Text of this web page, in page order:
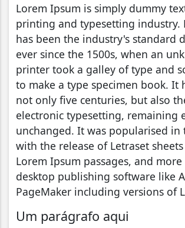
Lorem Ipsum is simply dummy
printing and typesetting industry.
has been the industry's standard
ever since the 1500s, when an
printer took a galley of type and
to make a type specimen book. It
not only five centuries, but also
electronic typesetting, remaining
unchanged. It was popularised in
with the release of Letraset
Lorem Ipsum passages, and
desktop publishing software like
PageMaker including versions of
Um parágrafo aqui